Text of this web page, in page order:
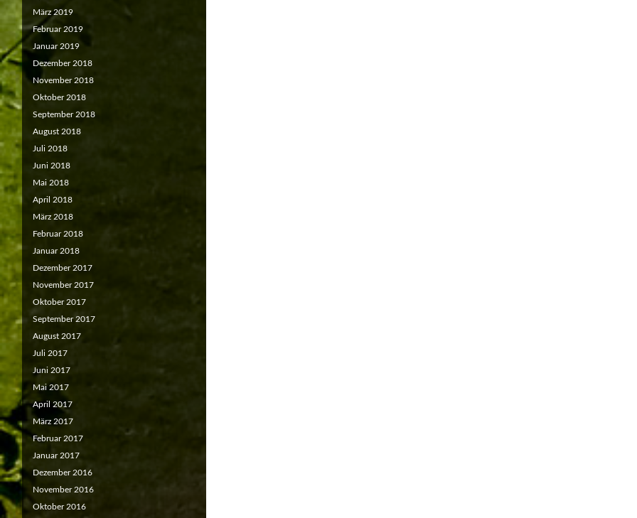
März 2019
Februar 2019
Januar 2019
Dezember 2018
November 2018
Oktober 2018
September 2018
August 2018
Juli 2018
Juni 2018
Mai 2018
April 2018
März 2018
Februar 2018
Januar 2018
Dezember 2017
November 2017
Oktober 2017
September 2017
August 2017
Juli 2017
Juni 2017
Mai 2017
April 2017
März 2017
Februar 2017
Januar 2017
Dezember 2016
November 2016
Oktober 2016